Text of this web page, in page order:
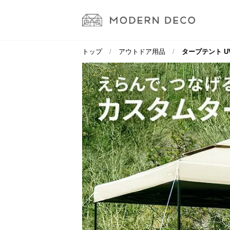
トップ アウトドア用品 タープテント